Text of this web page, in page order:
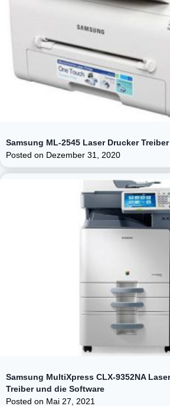
Samsung ML-2545 Laser Drucker
Posted on Dezember 31, 2020
Samsung MultiXpress CLX-9352NA
Treiber und die Software
Posted on Mai 27, 2021